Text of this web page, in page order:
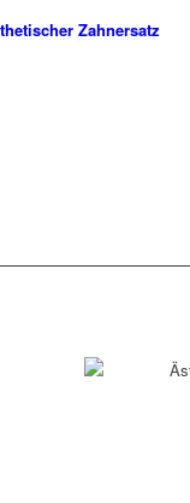
Zahnersatz